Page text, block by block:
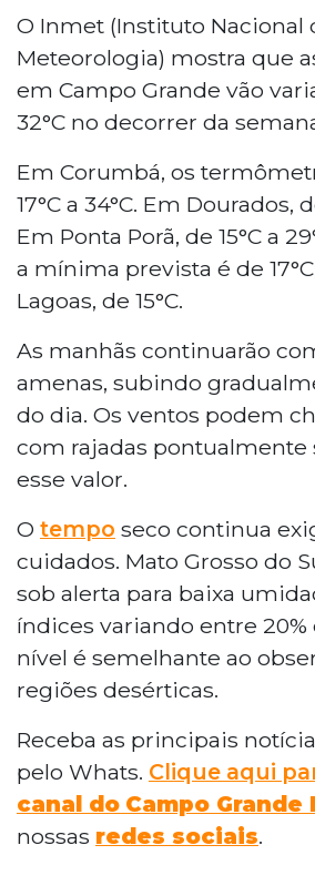
Corumbá, entre 17°C e
Dourados, entre 15°C e
também está sob alerta
baixa do ar, entre 20% e
comparável ao de regiões
O Inmet (Instituto Nacional
Meteorologia) mostra que
em Campo Grande vão
32°C no decorrer da
Em Corumbá, os
17°C a 34°C. Em Dourados,
Em Ponta Porã, de 15°C a
a mínima prevista é de
Lagoas, de 15°C.
As manhãs continuarão
amenas, subindo
do dia. Os ventos podem
com rajadas pontualmente
esse valor.
O tempo seco continua
cuidados. Mato Grosso do
sob alerta para baixa
índices variando entre 20%
nível é semelhante ao
regiões desérticas.
Receba as principais
pelo Whats. Clique aqui
canal do Campo Grande
nossas redes sociais.